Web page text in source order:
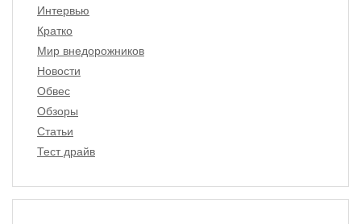
Интервью
Кратко
Мир внедорожников
Новости
Обвес
Обзоры
Статьи
Тест драйв